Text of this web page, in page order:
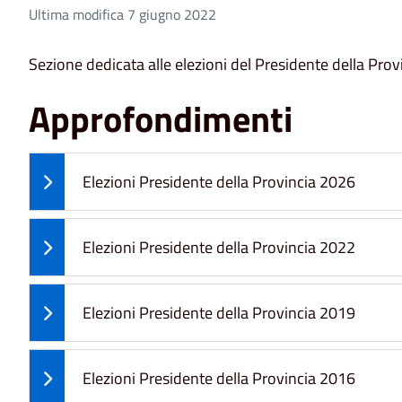
Ultima modifica 7 giugno 2022
Sezione dedicata alle elezioni del Presidente della
Approfondimenti
Elezioni Presidente della Provincia 2026
Elezioni Presidente della Provincia 2022
Elezioni Presidente della Provincia 2019
Elezioni Presidente della Provincia 2016